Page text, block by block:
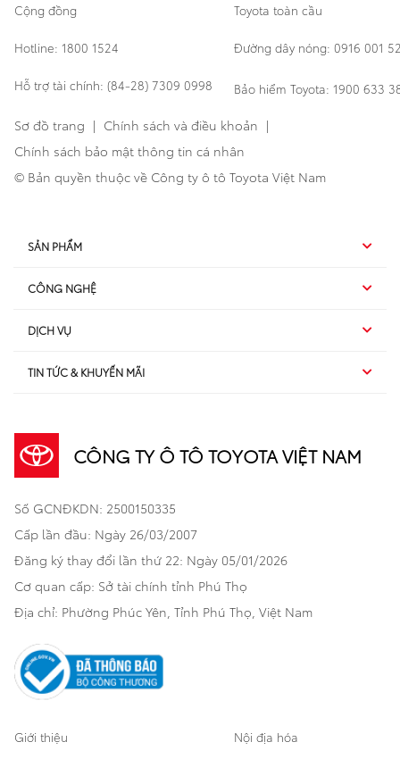
Cộng đồng Toyota toàn cầu
Hotline: 1800 1524 Đường dây nóng: 0916 001
Hỗ trợ tài chính: (84-28) 7309 0998 Bảo hiểm Toyota: 1900 633
Sơ đồ trang | Chính sách và điều khoản |
Chính sách bảo mật thông tin cá nhân
© Bản quyền thuộc về Công ty ô tô Toyota Việt Nam
SẢN PHẨM
Hybrid EV
SUV
Sedan
Bán tải
Hatchback
Thương mại
Khách hàng dự án
CÔNG NGHỆ
Hybrid
TSS
DỊCH VỤ
Dịch vụ sau bán hàng
Bảo hiểm Toyota
Xe đã qua sử dụng
Bảo hành mở rộng
Sản phẩm chính hãng
Cơ sở bảo hành bảo dưỡng
TIN TỨC & KHUYẾN MÃI
Khuyến mãi
Xã hội
Thông tin khác
CÔNG TY Ô TÔ TOYOTA VIỆT NAM
Số GCNĐKDN: 2500150335
Cấp lần đầu: Ngày 26/03/2007
Đăng ký thay đổi lần thứ 22: Ngày 05/01/2026
Cơ quan cấp: Sở tài chính tỉnh Phú Thọ
Địa chỉ: Phường Phúc Yên, Tỉnh Phú Thọ, Việt Nam
Giới thiệu Nội địa hóa